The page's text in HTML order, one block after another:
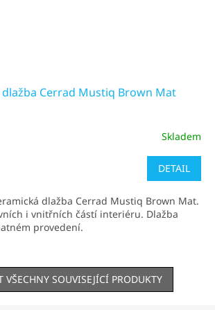
Cerrad Mustiq Brown Mat
Skladem
DETAIL
dlažba Cerrad Mustiq Brown Mat.
i vnitřních částí interiéru. Dlažba
provedení.
VŠECHNY SOUVISEJÍCÍ PRODUKTY